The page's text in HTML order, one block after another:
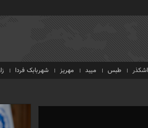
اشکذر طبس میبد مهریز شهربابک فردا